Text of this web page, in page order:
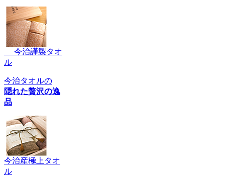
今治謹製タオ
ル
今治タオルの
隠れた贅沢の逸
品
今治産極上タオ
ル